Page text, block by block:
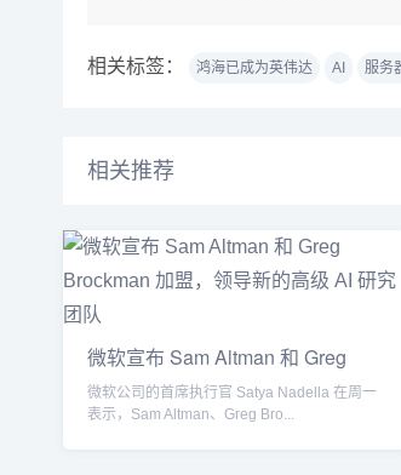
相关标签： 鸿海已成为英伟达 AI 服务
相关推荐
微软宣布 Sam Altman 和 Greg
Broc
微软公司的首席执行官 Satya Nadella 在周一
表示，Sam Altman、Greg Bro...